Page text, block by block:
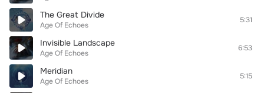
The Great Divide
Age Of Echoes
5:31
Invisible Landscape
Age Of Echoes
6:53
Meridian
Age Of Echoes
5:15